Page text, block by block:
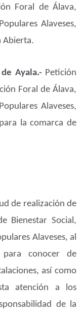
Foral de Álava,
Alaveses,
Abierta.
Ayala.- Petición
Foral de Álava,
Alaveses,
la comarca de
de realización de
Bienestar Social,
Alaveses, al
para conocer de
así como
atención a los
de la